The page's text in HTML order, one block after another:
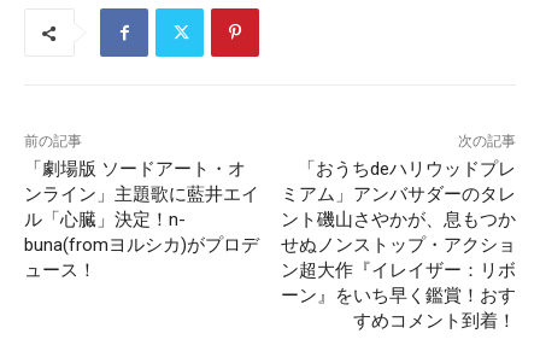
前の記事
「劇場版 ソードアート・オ
ンライン」主題歌に藍井エイ
ル「心臓」決定！n-
buna(fromヨルシカ)がプロデ
ュース！
次の記事
「おうちdeハリウッドプレ
ミアム」アンバサダーのタレ
ント磯山さやかが、息もつか
せぬノンストップ・アクショ
ン超大作『イレイザー：リボ
ーン』をいち早く鑑賞！おす
すめコメント到着！